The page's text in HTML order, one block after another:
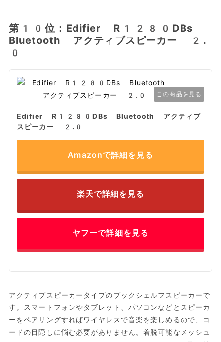
第10位：Edifier R1280DBs
Bluetooth アクティブスピーカー 2.
0
この商品を見る
Edifier R1280DBs Bluetooth アクティブ
スピーカー 2.0
Amazonで詳細を見る
楽天で詳細を見る
ヤフーで詳細を見る
アクティブスピーカータイプのブックシェルフスピーカーで
す。スマートフォンやタブレット、パソコンなどとスピーカ
ーをペアリングすればワイヤレスで音楽を楽しめるので、コ
ードの目隠しに悩む必要がありません。着脱可能なメッシュ